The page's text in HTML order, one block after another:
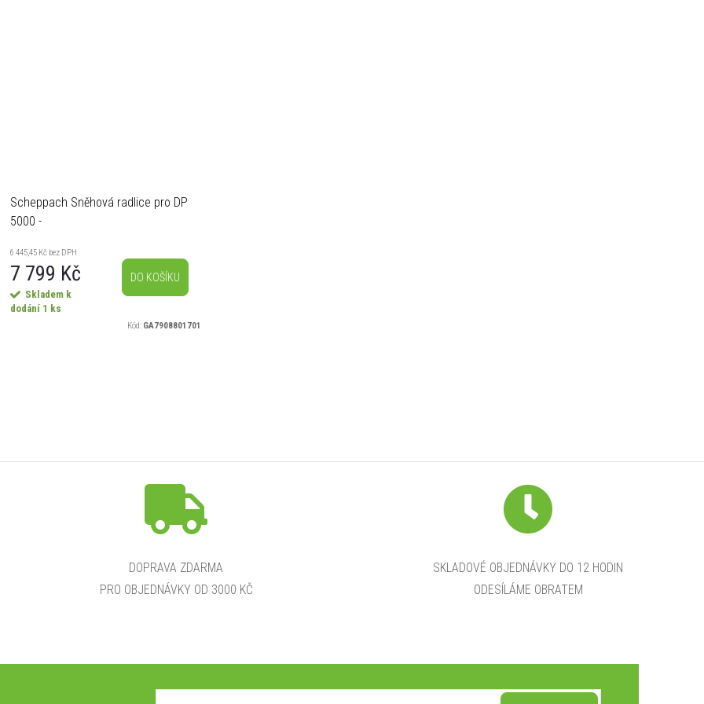
Scheppach Sněhová radlice pro DP
5000 -
6 445,45 Kč bez DPH
7 799 Kč
Skladem k
dodání 1 ks
DO KOŠÍKU
Kód: GA7908801701
DOPRAVA ZDARMA
PRO OBJEDNÁVKY OD 3000 KČ
SKLADOVÉ OBJEDNÁVKY DO 12 HODIN
ODESÍLÁME OBRATEM